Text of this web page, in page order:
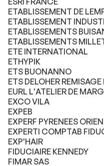
ETABLISSEMENT DE
ETABLISSEMENT
ETABLISSEMENTS
ETABLISSEMENTS
ETE INTERNATIONAL
ETHYPIK
ETS BUONANNO
ETS DELOHER
EURL L'ATELIER DE
EXCO VILA
EXPEB
EXPERF PYRENEES
EXPERTI COMPTAB
EXP'HAIR
FIDUCIAIRE KENNEDY
FIMAR SAS